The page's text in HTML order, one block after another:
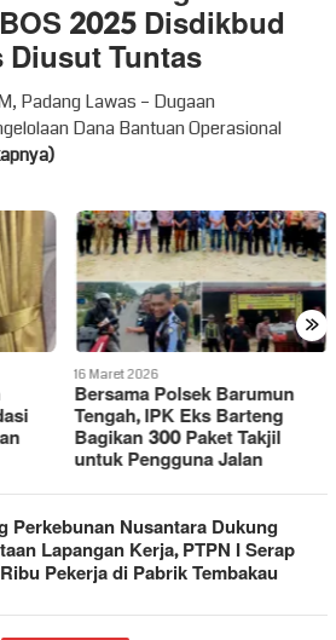
2025 Disdikbud
Diusut Tuntas
Padang Lawas – Dugaan
Dana Bantuan Operasional
»
29 Januari 2026
Dana Plasma Miliaran Rupiah
di Palas Diduga Dialirkan ke
Pejabat, Aktivis Ajak BPK RI
Audit
Perkebunan Nusantara Dukung
Lapangan Kerja, PTPN I Serap
Pekerja di Pabrik Tembakau